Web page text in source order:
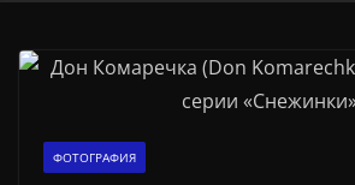
ФОТОГРАФИЯ